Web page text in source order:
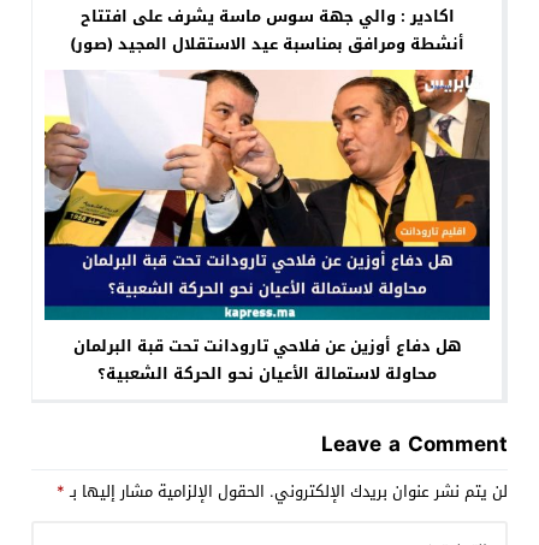
اكادير : والي جهة سوس ماسة يشرف على افتتاح
أنشطة ومرافق بمناسبة عيد الاستقلال المجيد (صور)
هل دفاع أوزين عن فلاحي تارودانت تحت قبة البرلمان
محاولة لاستمالة الأعيان نحو الحركة الشعبية؟
Leave a Comment
لن يتم نشر عنوان بريدك الإلكتروني. الحقول الإلزامية مشار إليها بـ*